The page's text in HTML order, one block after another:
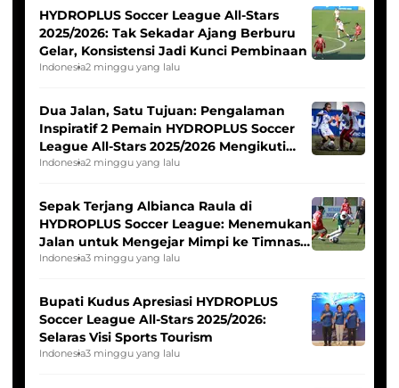
HYDROPLUS Soccer League All-Stars
2025/2026: Tak Sekadar Ajang Berburu
Gelar, Konsistensi Jadi Kunci Pembinaan
Indonesia2 minggu yang lalu
Dua Jalan, Satu Tujuan: Pengalaman
Inspiratif 2 Pemain HYDROPLUS Soccer
League All-Stars 2025/2026 Mengikuti
Seleksi Timnas Indonesia Putri
Indonesia2 minggu yang lalu
Sepak Terjang Albianca Raula di
HYDROPLUS Soccer League: Menemukan
Jalan untuk Mengejar Mimpi ke Timnas
Indonesia Putri
Indonesia3 minggu yang lalu
Bupati Kudus Apresiasi HYDROPLUS
Soccer League All-Stars 2025/2026:
Selaras Visi Sports Tourism
Indonesia3 minggu yang lalu